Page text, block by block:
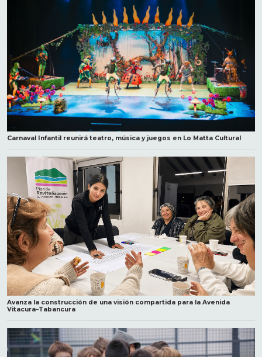
Carnaval Infantil reunirá teatro, música y juegos en Lo Matta Cultural
Avanza la construcción de una visión compartida para la Avenida
Vitacura–Tabancura